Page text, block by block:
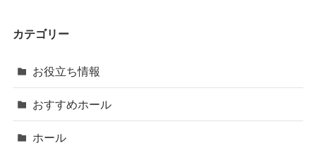
カテゴリー
お役立ち情報
おすすめホール
ホール